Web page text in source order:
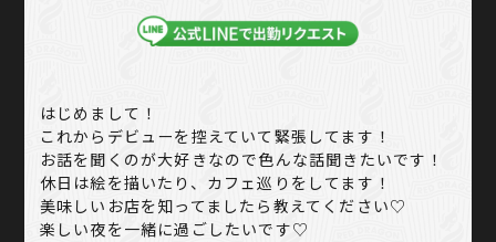
はじめまして！
これからデビューを控えていて緊張してます！
お話を聞くのが大好きなので色んな話聞きたいです！
休日は絵を描いたり、カフェ巡りをしてます！
美味しいお店を知ってましたら教えてください♡
楽しい夜を一緒に過ごしたいです♡